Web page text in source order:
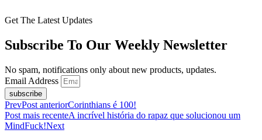
Get The Latest Updates
Subscribe To Our Weekly Newsletter
No spam, notifications only about new products, updates.
Email Address
subscribe
PrevPost anteriorCorinthians é 100!
Post mais recenteA incrível história do rapaz que solucionou um
MindFuck!Next